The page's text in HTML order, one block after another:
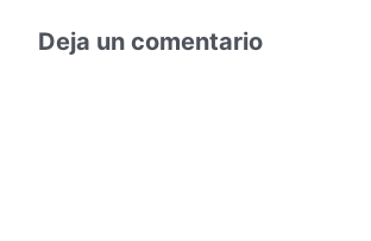
Deja un comentario